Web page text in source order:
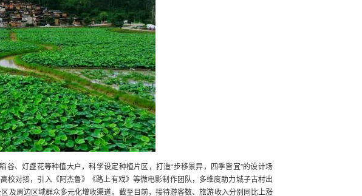
、灯盏花等种植大户，科学设定种植片区，打造“步移景异，四季皆宜”的设计场
校对接，引入《阿杰鲁》《路上有戏》等微电影制作团队，多维度助力城子古村出
及周边区域群众多元化增收渠道。截至目前，接待游客数、旅游收入分别同比上涨